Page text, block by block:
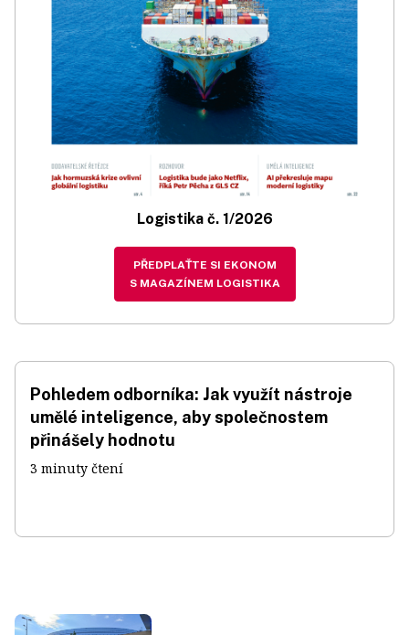
Logistika č. 1/2026
PŘEDPLAŤTE SI EKONOM
S MAGAZÍNEM LOGISTIKA
Pohledem odborníka: Jak využít nástroje
umělé inteligence, aby společnostem
přinášely hodnotu
3 minuty čtení